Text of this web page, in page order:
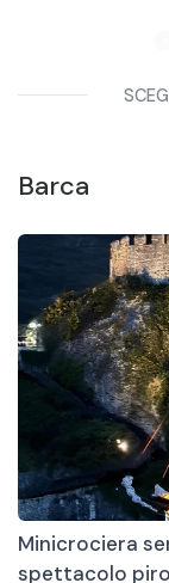
Barca
Minicrociera
spettacolo